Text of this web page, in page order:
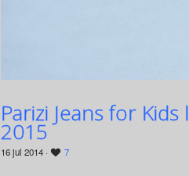
Parizi Jeans for
2015
16 jul 2014 · 7